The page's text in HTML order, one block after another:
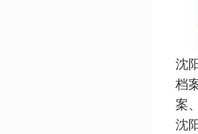
沈
档
案
沈